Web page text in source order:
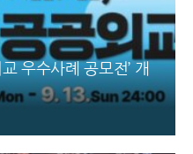
우수사례 공모전’ 개